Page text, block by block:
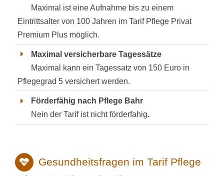
Maximal ist eine Aufnahme bis zu einem
Eintrittsalter von 100 Jahren im Tarif Pflege Privat
Premium Plus möglich.
Maximal versicherbare Tagessätze
Maximal kann ein Tagessatz von 150 Euro in
Pflegegrad 5 versichert werden.
Förderfähig nach Pflege Bahr
Nein der Tarif ist nicht förderfahig.
Gesundheitsfragen im Tarif Pflege